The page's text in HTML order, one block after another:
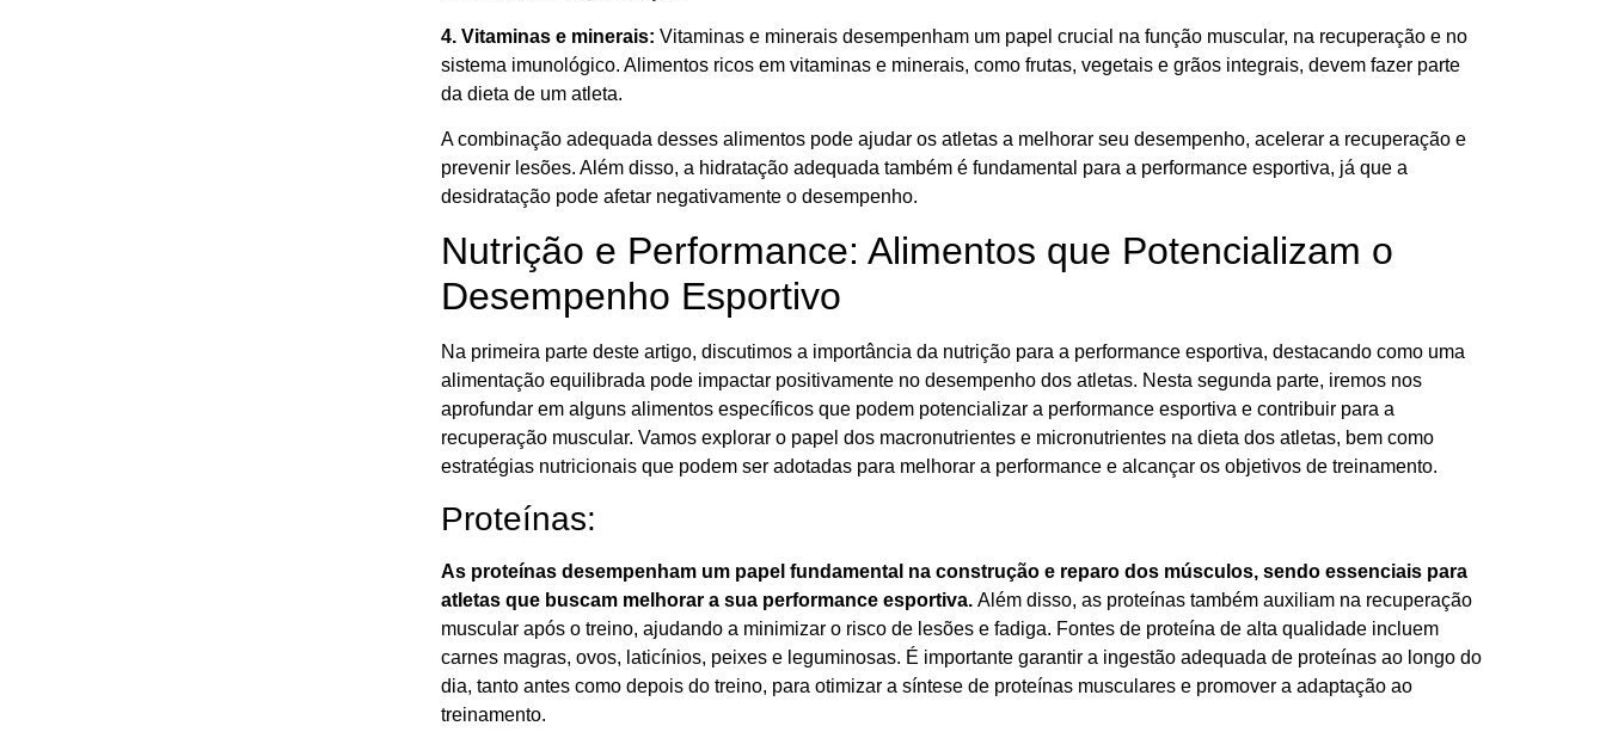
4. Vitaminas e minerais: Vitaminas e minerais desempenham um papel crucial na função muscular, na recuperação e no
sistema imunológico. Alimentos ricos em vitaminas e minerais, como frutas, vegetais e grãos integrais, devem fazer parte
da dieta de um atleta.
A combinação adequada desses alimentos pode ajudar os atletas a melhorar seu desempenho, acelerar a recuperação e
prevenir lesões. Além disso, a hidratação adequada também é fundamental para a performance esportiva, já que a
desidratação pode afetar negativamente o desempenho.
Nutrição e Performance: Alimentos que Potencializam o
Desempenho Esportivo
Na primeira parte deste artigo, discutimos a importância da nutrição para a performance esportiva, destacando como uma
alimentação equilibrada pode impactar positivamente no desempenho dos atletas. Nesta segunda parte, iremos nos
aprofundar em alguns alimentos específicos que podem potencializar a performance esportiva e contribuir para a
recuperação muscular. Vamos explorar o papel dos macronutrientes e micronutrientes na dieta dos atletas, bem como
estratégias nutricionais que podem ser adotadas para melhorar a performance e alcançar os objetivos de treinamento.
Proteínas:
As proteínas desempenham um papel fundamental na construção e reparo dos músculos, sendo essenciais para
atletas que buscam melhorar a sua performance esportiva. Além disso, as proteínas também auxiliam na recuperação
muscular após o treino, ajudando a minimizar o risco de lesões e fadiga. Fontes de proteína de alta qualidade incluem
carnes magras, ovos, laticínios, peixes e leguminosas. É importante garantir a ingestão adequada de proteínas ao longo do
dia, tanto antes como depois do treino, para otimizar a síntese de proteínas musculares e promover a adaptação ao
treinamento.